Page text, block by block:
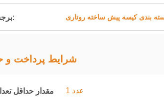
برجسته کردن: بندی کیسه پیش ساخته روتاری
شرایط پرداخت و
مقدار حداقل 1 عدد